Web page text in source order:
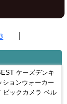
ケーズデンキ
ョンウォーカー
ビックカメラ ベル